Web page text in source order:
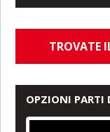
TROVATE
OPZIONI PARTI